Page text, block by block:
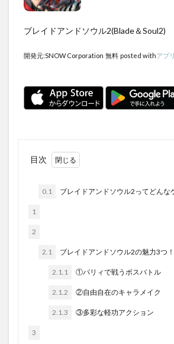
ブレイドアンドソウル2(Blade＆Soul2)
開発元:SNOW Corporation 無料 posted withアプ
目次
0.1 ブレイドアンドソウル2ってどんな
1
2
2.1 ブレイドアンドソウル2の魅力3つ
2.1.1 ①パリィで戦うボスバトル
2.1.2 ②自由自在のキャラメイク
2.1.3 ③多彩な軽功アクション
3